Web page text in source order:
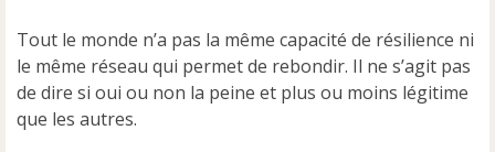
Tout le monde n’a pas la même capacité de résilience ni
le même réseau qui permet de rebondir. Il ne s’agit pas
de dire si oui ou non la peine et plus ou moins légitime
que les autres.